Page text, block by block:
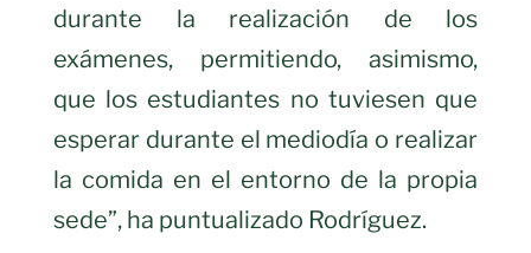
durante la realización de los
exámenes, permitiendo, asimismo,
que los estudiantes no tuviesen que
esperar durante el mediodía o realizar
la comida en el entorno de la propia
sede”, ha puntualizado Rodríguez.